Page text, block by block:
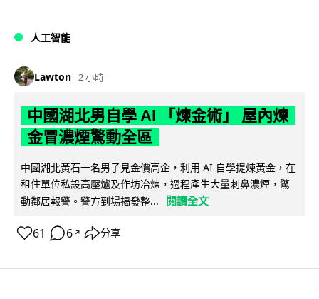
人工智能
Lawton 2 小時
中國湖北男自學 AI 「煉金術」 屋內煉
金冒濃煙驚動全區
中國湖北黃石一名男子見金價高企，利用 AI 自學提煉黃金，在
租住單位私設高壓爐及作坊冶煉，過程產生大量刺鼻濃煙，驚
動鄰居報警。警方到場揭發整...
閱讀全文
61 6 ↗ 分享